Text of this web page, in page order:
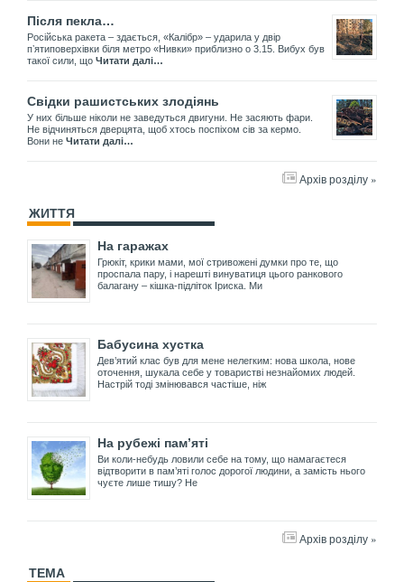
Після пекла…
Російська ракета – здається, «Калібр» – ударила у двір
пʼятиповерхівки біля метро «Нивки» приблизно о 3.15. Вибух був
такої сили, що Читати далі…
Свідки рашистських злодіянь
У них більше ніколи не заведуться двигуни. Не засяють фари.
Не відчиняться дверцята, щоб хтось поспіхом сів за кермо.
Вони не Читати далі…
Архів розділу »
ЖИТТЯ
На гаражах
Грюкіт, крики мами, мої стривожені думки про те, що
проспала пару, і нарешті винуватиця цього ранкового
балагану – кішка-підліток Іриска. Ми
Бабусина хустка
Дев’ятий клас був для мене нелегким: нова школа, нове
оточення, шукала себе у товаристві незнайомих людей.
Настрій тоді змінювався частіше, ніж
На рубежі пам’яті
Ви коли-небудь ловили себе на тому, що намагаєтеся
відтворити в пам’яті голос дорогої людини, а замість нього
чуєте лише тишу? Не
Архів розділу »
ТЕМА